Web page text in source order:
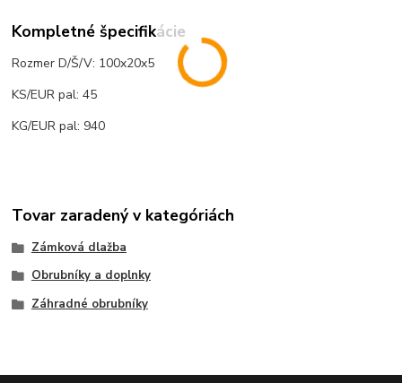
Kompletné špecifikácie
Rozmer D/Š/V: 100x20x5
KS/EUR pal: 45
KG/EUR pal: 940
Tovar zaradený v kategóriách
Zámková dlažba
Obrubníky a doplnky
Záhradné obrubníky